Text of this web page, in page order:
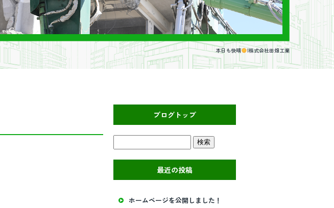
本日も快晴 |株式会社田畑工業
ブログトップ
最近の投稿
ホームページを公開しました！